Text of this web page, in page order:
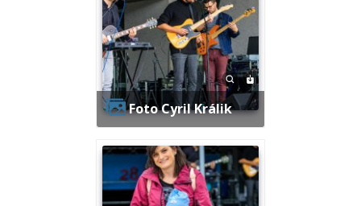
Foto Cyril Králik